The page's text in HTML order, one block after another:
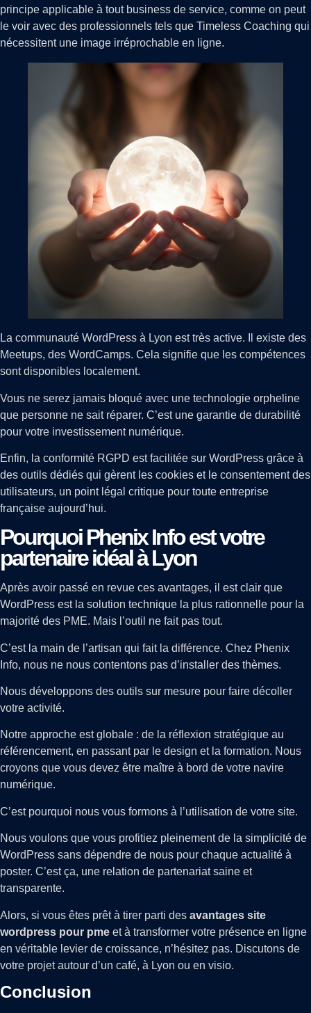
principe applicable à tout business de service, comme on peut
le voir avec des professionnels tels que Timeless Coaching qui
nécessitent une image irréprochable en ligne.
La communauté WordPress à Lyon est très active. Il existe des
Meetups, des WordCamps. Cela signifie que les compétences
sont disponibles localement.
Vous ne serez jamais bloqué avec une technologie orpheline
que personne ne sait réparer. C’est une garantie de durabilité
pour votre investissement numérique.
Enfin, la conformité RGPD est facilitée sur WordPress grâce à
des outils dédiés qui gèrent les cookies et le consentement des
utilisateurs, un point légal critique pour toute entreprise
française aujourd’hui.
Pourquoi Phenix Info est votre
partenaire idéal à Lyon
Après avoir passé en revue ces avantages, il est clair que
WordPress est la solution technique la plus rationnelle pour la
majorité des PME. Mais l’outil ne fait pas tout.
C’est la main de l’artisan qui fait la différence. Chez Phenix
Info, nous ne nous contentons pas d’installer des thèmes.
Nous développons des outils sur mesure pour faire décoller
votre activité.
Notre approche est globale : de la réflexion stratégique au
référencement, en passant par le design et la formation. Nous
croyons que vous devez être maître à bord de votre navire
numérique.
C’est pourquoi nous vous formons à l’utilisation de votre site.
Nous voulons que vous profitiez pleinement de la simplicité de
WordPress sans dépendre de nous pour chaque actualité à
poster. C’est ça, une relation de partenariat saine et
transparente.
Alors, si vous êtes prêt à tirer parti des avantages site
wordpress pour pme et à transformer votre présence en ligne
en véritable levier de croissance, n’hésitez pas. Discutons de
votre projet autour d’un café, à Lyon ou en visio.
Conclusion